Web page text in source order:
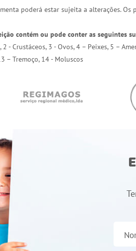
poderá estar sujeita a alterações.
contém ou pode conter as seguintes
2 - Crustáceos, 3 - Ovos, 4 – Peixes, 5 –
– Tremoço, 14 - Moluscos